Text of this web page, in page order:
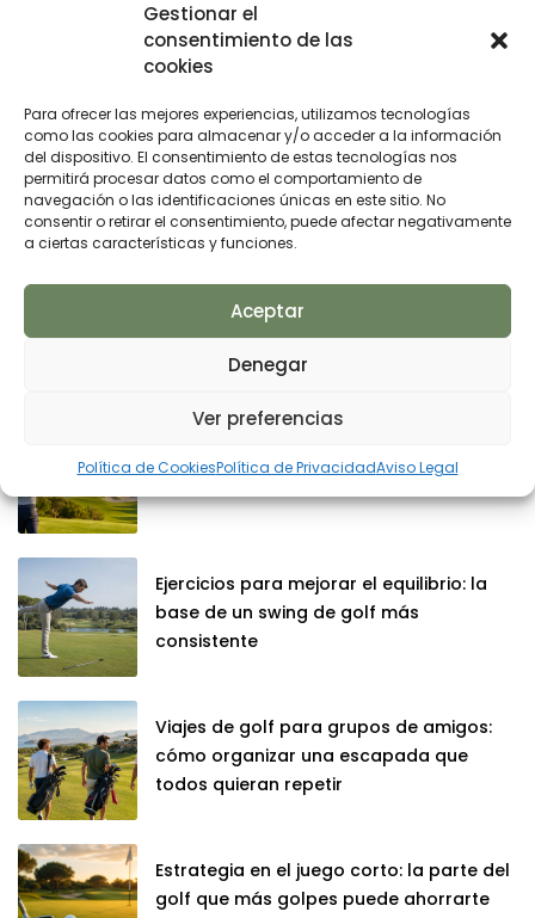
Gestionar el
consentimiento de las
cookies
Para ofrecer las mejores experiencias, utilizamos tecnologías
como las cookies para almacenar y/o acceder a la información
del dispositivo. El consentimiento de estas tecnologías nos
permitirá procesar datos como el comportamiento de
navegación o las identificaciones únicas en este sitio. No
consentir o retirar el consentimiento, puede afectar negativamente
a ciertas características y funciones.
Aceptar
Denegar
Ver preferencias
Política de CookiesPolítica de PrivacidadAviso Legal
C/ Constitución, 3, 28100, Alcobendas, Madrid
WhatsApp y teléfono: +34 670 452 706
info@viajealgolf.com
Compartir
ANTERIOR
Últimas Publicaciones
mental durante la competición de golf
Ejercicios para mejorar el equilibrio: la
base de un swing de golf más
consistente
Viajes de golf para grupos de amigos:
cómo organizar una escapada que
todos quieran repetir
Estrategia en el juego corto: la parte del
golf que más golpes puede ahorrarte